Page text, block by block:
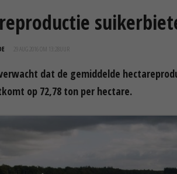
29 AUG 2016 OM 13:28
dat de gemiddelde
op 72,78 ton per hectare.